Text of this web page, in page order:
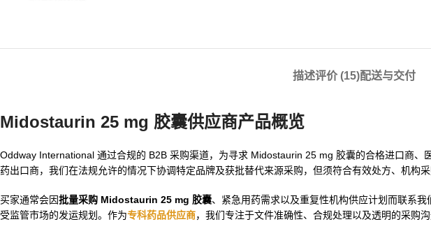
描述评价 (15)配送与交付
Midostaurin 25 mg 胶囊供应商产品概览
Oddway International 通过合规的 B2B 采购渠道，为寻求 Midostaurin 25 mg 胶囊的合格进口商、
药出口商，我们在法规允许的情况下协调特定品牌及获批替代来源采购，但须符合有效处方、机构
买家通常会因批量采购 Midostaurin 25 mg 胶囊、紧急用药需求以及重复性机构供应计划而联系
受监管市场的发运规划。作为专科药品供应商，我们专注于文件准确性、合规处理以及透明的采购沟